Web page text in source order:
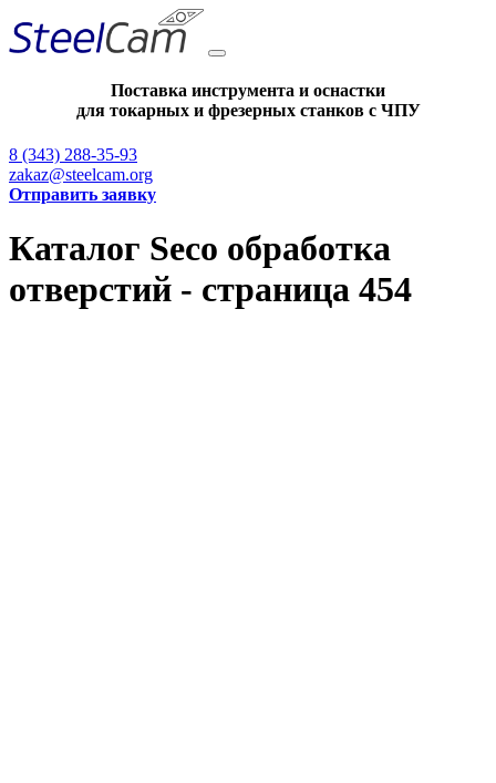
Поставка инструмента и оснастки
для токарных и фрезерных станков с ЧПУ
8 (343) 288-35-93
zakaz@steelcam.org
Отправить заявку
Каталог Seco обработка
отверстий - страница 454